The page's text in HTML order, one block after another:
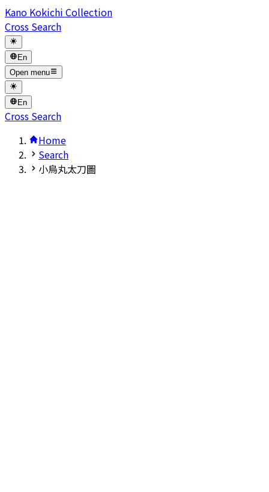
Kano Kokichi Collection
Cross Search
En
Open menu
En
Cross Search
Home
Search
小烏丸太刀圖